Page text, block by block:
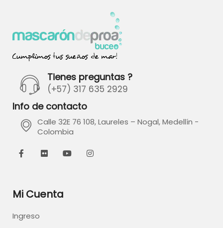
Tienes preguntas ?
(+57) 317 635 2929
Info de contacto
Calle 32E 76 108, Laureles – Nogal, Medellín -
Colombia
Mi Cuenta
Ingreso